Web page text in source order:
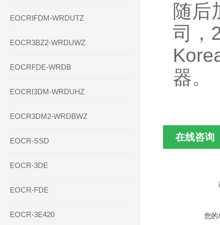
EOCRIFDM-WRDUTZ
EOCR3BZ2-WRDUWZ
EOCRFDE-WRDB
EOCRI3DM-WRDUHZ
EOCR3DM2-WRDBWZ
EOCR-SSD
EOCR-3DE
EOCR-FDE
EOCR-3E420
随后
司，
器。
在线咨询
您的